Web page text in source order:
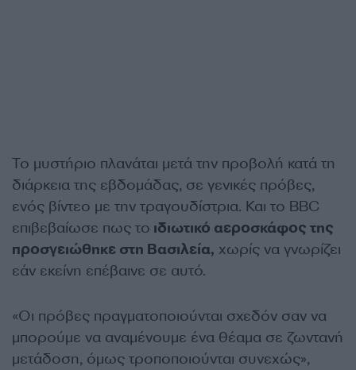
Το μυστήριο πλανάται μετά την προβολή κατά τη
διάρκεια της εβδομάδας, σε γενικές πρόβες,
ενός βίντεο με την τραγουδίστρια. Και το BBC
επιβεβαίωσε πως το ιδιωτικό αεροσκάφος της
προσγειώθηκε στη Βασιλεία, χωρίς να γνωρίζει
εάν εκείνη επέβαινε σε αυτό.
«Οι πρόβες πραγματοποιούνται σχεδόν σαν να
μπορούμε να αναμένουμε ένα θέαμα σε ζωντανή
μετάδοση, όμως τροποποιούνται συνεχώς»,